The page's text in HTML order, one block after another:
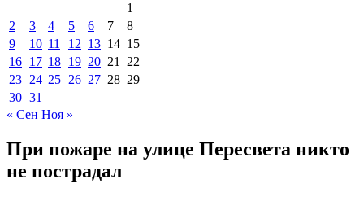
1
2
3 4 5 6 7
8
9
10 11 12 13 14 15
16 17 18 19 20 21
22
23 24 25 26 27 28 29
30 31
« Сен Ноя »
При пожаре на улице Пересвета никто
не пострадал